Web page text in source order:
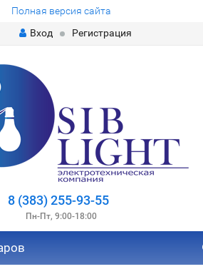
Полная версия сайта
Вход
Регистрация
8 (383) 255-93-55
Пн-Пт, 9:00-18:00